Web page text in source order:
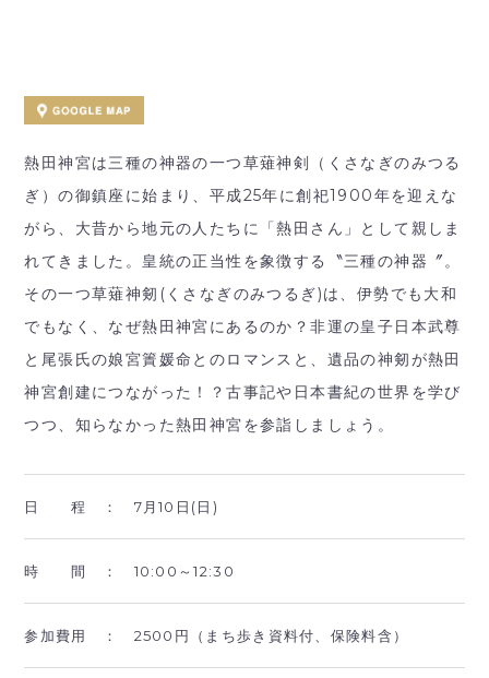
熱田神宮は三種の神器の一つ草薙神剣（くさなぎのみつる
ぎ）の御鎮座に始まり、平成25年に創祀1900年を迎えな
がら、大昔から地元の人たちに「熱田さん」として親しま
れてきました。皇統の正当性を象徴する〝三種の神器〞。
その一つ草薙神剱( くさなぎのみつるぎ)は、伊勢でも大和
でもなく、 なぜ熱田神宮にあるのか？非運の皇子日本武尊
と尾張氏の娘宮簀媛命とのロマンスと、 遺品の神剱が熱田
神宮創建につながった！？古事記や日本書紀の世界を学び
つつ、 知らなかった熱田神宮を参詣しましょう。
日 程 ： 7月10日(日)
時 間 ： 10:00～12:30
参加費用 ： 2500円（まち歩き資料付、保険料含）